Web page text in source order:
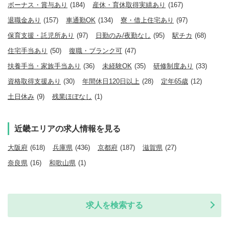
ボーナス・賞与あり (184) 産休・育休取得実績あり (167)
退職金あり (157) 車通勤OK (134) 寮・借上住宅あり (97)
保育支援・託児所あり (97) 日勤のみ/夜勤なし (95) 駅チカ (68)
住宅手当あり (50) 復職・ブランク可 (47)
扶養手当・家族手当あり (36) 未経験OK (35) 研修制度あり (33)
資格取得支援あり (30) 年間休日120日以上 (28) 定年65歳 (12)
土日休み (9) 残業ほぼなし (1)
近畿エリアの求人情報を見る
大阪府 (618) 兵庫県 (436) 京都府 (187) 滋賀県 (27)
奈良県 (16) 和歌山県 (1)
求人を検索する